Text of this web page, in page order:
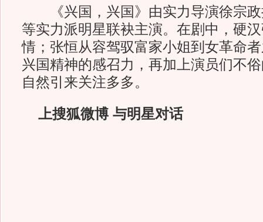
《兴国，兴国》由实力导演徐宗政
等实力派明星联袂主演。在剧中，硬
情；张恒从容驾驭富家小姐到女革命
兴国精神的感召力，再加上演员们不
自然引来关注多多。
上搜狐微博 与明星对话